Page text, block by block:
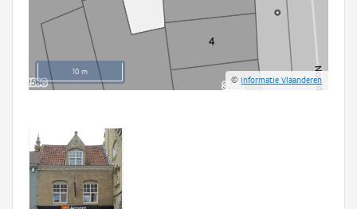
10 m
©Informatie Vlaanderen